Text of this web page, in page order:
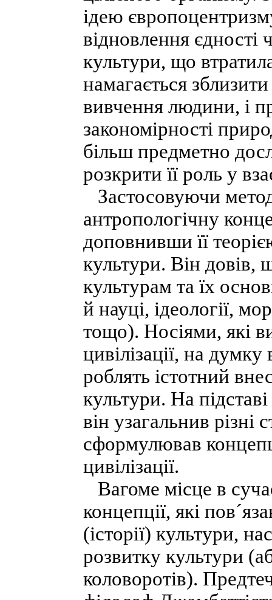
ідею
відновлення єдності
культури, що
намагається
вивчення людини, і
закономірності
більш предметно
розкрити її роль у
Застосовуючи
антропологічну
доповнивши її
культури. Він довів,
культурам та їх
й науці, ідеології,
тощо). Носіями, які
цивілізації, на думку
роблять істотний
культури. На
він узагальнив різні
сформулював
цивілізації.
Вагоме місце в
концепції, які
(історії) культури,
розвитку культури
коловоротів).